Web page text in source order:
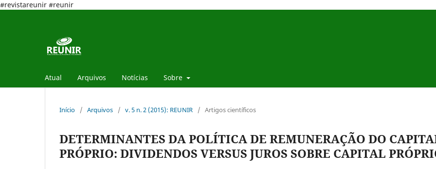
#revistareunir #reunir
Atual Arquivos Notícias Sobre
Início / Arquivos / v. 5 n. 2 (2015): REUNIR / Artigos científicos
DETERMINANTES DA POLÍTICA DE REMUNERAÇÃO DO
PRÓPRIO: DIVIDENDOS VERSUS JUROS SOBRE CAPITAL